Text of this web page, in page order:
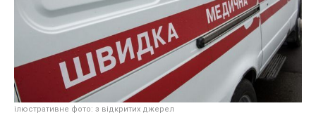
ілюстративне фото: з відкритих джерел